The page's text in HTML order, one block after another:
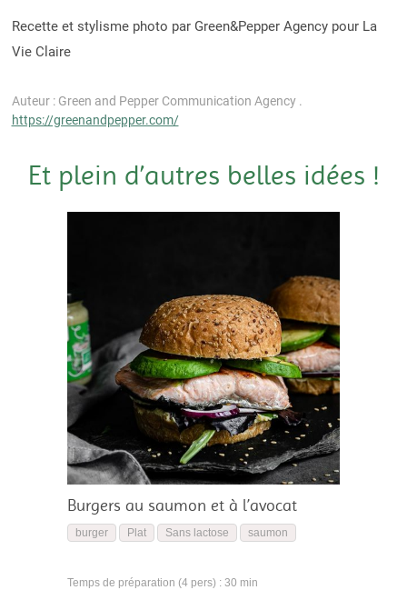
Recette et stylisme photo par Green&Pepper Agency pour La
Vie Claire
Auteur : Green and Pepper Communication Agency .
https://greenandpepper.com/
Et plein d’autres belles idées !
Burgers au saumon et à l’avocat
burger Plat Sans lactose saumon
Temps de préparation (4 pers) : 30 min